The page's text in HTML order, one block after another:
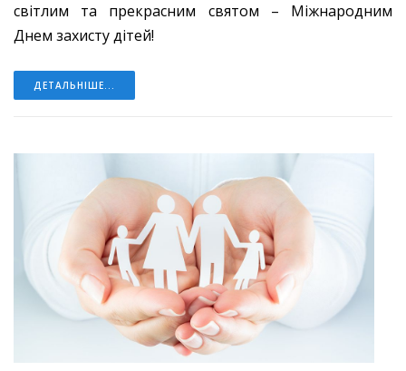
світлим та прекрасним святом – Міжнародним
Днем захисту дітей!
ДЕТАЛЬНІШЕ...